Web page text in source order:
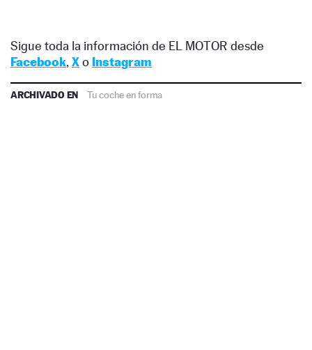
Sigue toda la información de EL MOTOR desde
Facebook, Xo Instagram
ARCHIVADO EN Tu coche en forma